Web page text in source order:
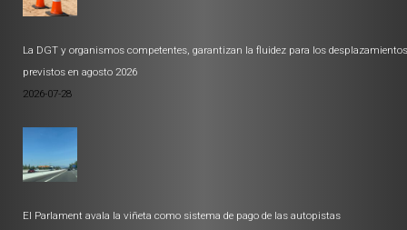
La DGT y organismos competentes, garantizan la fluidez para los desplazamientos
previstos en agosto 2026
2026-07-28
El Parlament avala la viñeta como sistema de pago de las autopistas